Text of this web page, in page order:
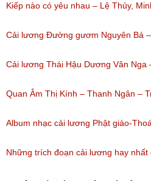
(Lượt nghe: 1,251)
Kiếp nào có yêu nhau – Lệ Thủy,
nghe: 1,059)
Cải lương Đường gươm Nguyên Bá
Thanh Kim Huệ, Chí Tâm, Thanh
(Lượt nghe: 1,226)
Cải lương Thái Hậu Dương Vân Nga
nguyên tuồng
(Lượt nghe: 864)
Quan Âm Thị Kính – Thanh Ngân –
Tâm 6
(Lượt nghe: 622)
Album nhạc cải lương Phật giáo-
lương NSUT Thanh Ngân hay nhất
Những trích đoạn cải lương hay nhất